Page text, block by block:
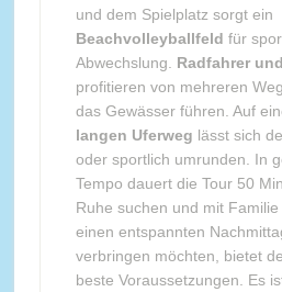
und dem Spielplatz sorgt ein
Beachvolleyballfeld für
Abwechslung. Radfahrer
profitieren von mehreren
das Gewässer führen. Auf
langen Uferweg lässt sich
oder sportlich umrunden. In
Tempo dauert die Tour 50
Ruhe suchen und mit
einen entspannten
verbringen möchten, bietet
beste Voraussetzungen. Es